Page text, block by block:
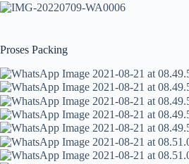
Proses Packing